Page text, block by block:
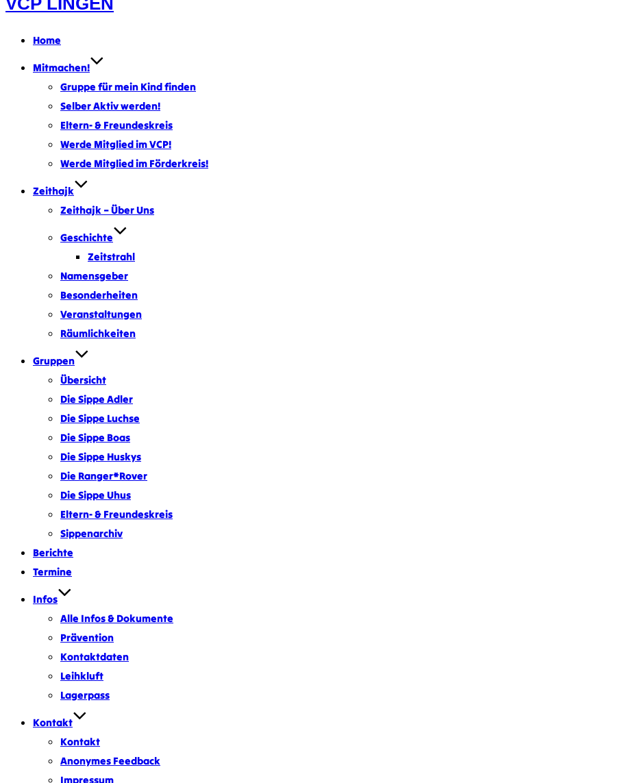
Home
Mitmachen!
Gruppe für mein Kind finden
Selber Aktiv werden!
Eltern- & Freundeskreis
Werde Mitglied im VCP!
Werde Mitglied im Förderkreis!
Zeithajk
Zeithajk – Über Uns
Geschichte
Zeitstrahl
Namensgeber
Besonderheiten
Veranstaltungen
Räumlichkeiten
Gruppen
Übersicht
Die Sippe Adler
Die Sippe Luchse
Die Sippe Boas
Die Sippe Huskys
Die Ranger*Rover
Die Sippe Uhus
Eltern- & Freundeskreis
Sippenarchiv
Berichte
Termine
Infos
Alle Infos & Dokumente
Prävention
Kontaktdaten
Leihkluft
Lagerpass
Kontakt
Kontakt
Anonymes Feedback
Impressum